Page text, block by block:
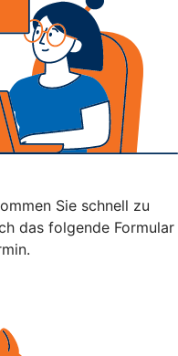
Sie schnell zu
das folgende Formular